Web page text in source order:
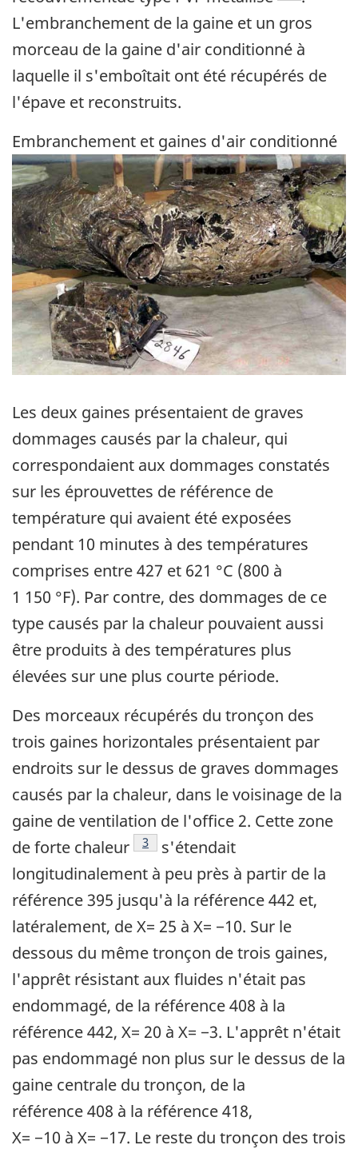
L'embranchement de la gaine et un gros
morceau de la gaine d'air conditionné à
laquelle il s'emboîtait ont été récupérés de
l'épave et reconstruits.
Embranchement et gaines d'air conditionné
Image
Les deux gaines présentaient de graves
dommages causés par la chaleur, qui
correspondaient aux dommages constatés
sur les éprouvettes de référence de
température qui avaient été exposées
pendant 10 minutes à des températures
comprises entre 427 et 621 °C (800 à
1 150 °F). Par contre, des dommages de ce
type causés par la chaleur pouvaient aussi
être produits à des températures plus
élevées sur une plus courte période.
Des morceaux récupérés du tronçon des
trois gaines horizontales présentaient par
endroits sur le dessus de graves dommages
causés par la chaleur, dans le voisinage de la
gaine de ventilation de l'office 2. Cette zone
de forte chaleur
Note de bas de page
3
s'étendait
longitudinalement à peu près à partir de la
référence 395 jusqu'à la référence 442 et,
latéralement, de X= 25 à X= −10. Sur le
dessous du même tronçon de trois gaines,
l'apprêt résistant aux fluides n'était pas
endommagé, de la référence 408 à la
référence 442, X= 20 à X= −3. L'apprêt n'était
pas endommagé non plus sur le dessus de la
gaine centrale du tronçon, de la
référence 408 à la référence 418,
X= −10 à X= −17. Le reste du tronçon des trois